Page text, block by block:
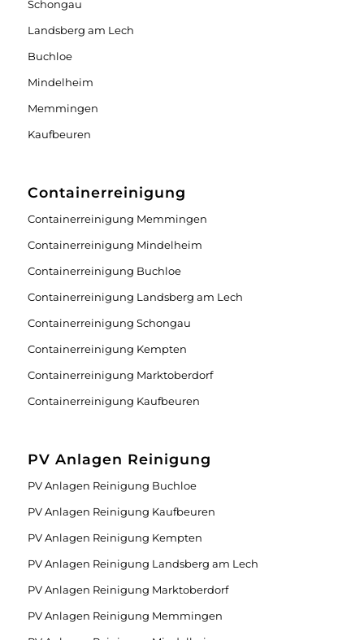
Schongau
Landsberg am Lech
Buchloe
Mindelheim
Memmingen
Kaufbeuren
Containerreinigung
Containerreinigung Memmingen
Containerreinigung Mindelheim
Containerreinigung Buchloe
Containerreinigung Landsberg am Lech
Containerreinigung Schongau
Containerreinigung Kempten
Containerreinigung Marktoberdorf
Containerreinigung Kaufbeuren
PV Anlagen Reinigung
PV Anlagen Reinigung Buchloe
PV Anlagen Reinigung Kaufbeuren
PV Anlagen Reinigung Kempten
PV Anlagen Reinigung Landsberg am Lech
PV Anlagen Reinigung Marktoberdorf
PV Anlagen Reinigung Memmingen